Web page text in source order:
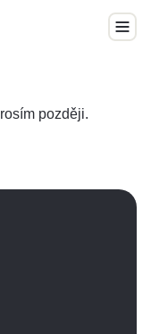
později.